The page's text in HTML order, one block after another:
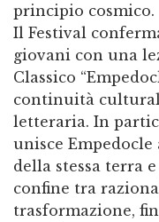
principio cosmico.
Il Festival
giovani con una
Classico
continuità
letteraria. In
unisce
della stessa terra
confine tra
trasformazione,